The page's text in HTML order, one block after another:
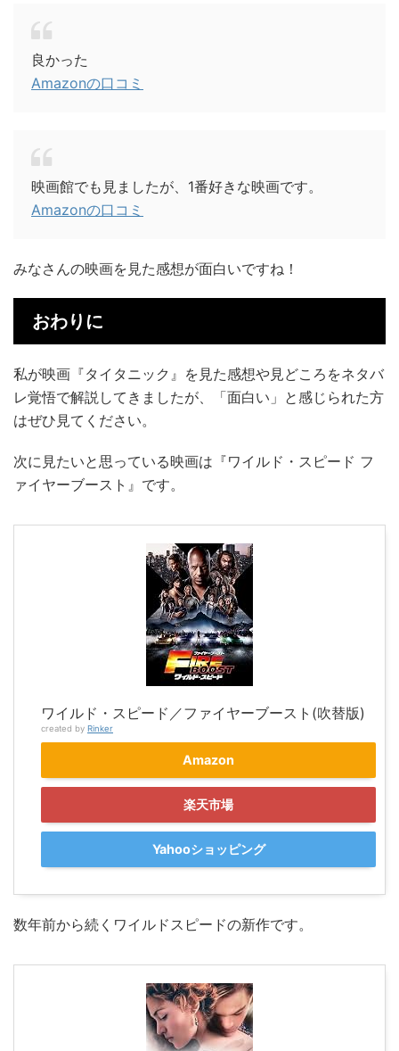
良かった
Amazonの口コミ
映画館でも見ましたが、1番好きな映画です。
Amazonの口コミ
みなさんの映画を見た感想が面白いですね！
おわりに
私が映画『タイタニック』を見た感想や見どころをネタバ
レ覚悟で解説してきましたが、「面白い」と感じられた方
はぜひ見てください。
次に見たいと思っている映画は『ワイルド・スピード フ
ァイヤーブースト』です。
ワイルド・スピード／ファイヤーブースト(吹替版)
created by Rinker
Amazon
楽天市場
Yahooショッピング
数年前から続くワイルドスピードの新作です。